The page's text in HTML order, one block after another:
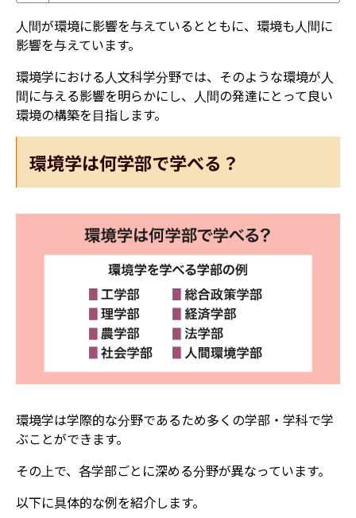
人間が環境に影響を与えているとともに、環境も人間に
影響を与えています。
環境学における人文科学分野では、そのような環境が人
間に与える影響を明らかにし、人間の発達にとって良い
環境の構築を目指します。
環境学は何学部で学べる？
環境学は学際的な分野であるため多くの学部・学科で学
ぶことができます。
その上で、各学部ごとに深める分野が異なっています。
以下に具体的な例を紹介します。